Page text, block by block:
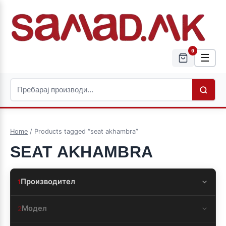
0
☰
Home / Products tagged “seat akhambra”
SEAT AKHAMBRA
1Производител
2Модел